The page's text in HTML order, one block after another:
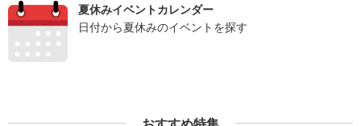
夏休みイベントカレンダー
日付から夏休みのイベントを探す